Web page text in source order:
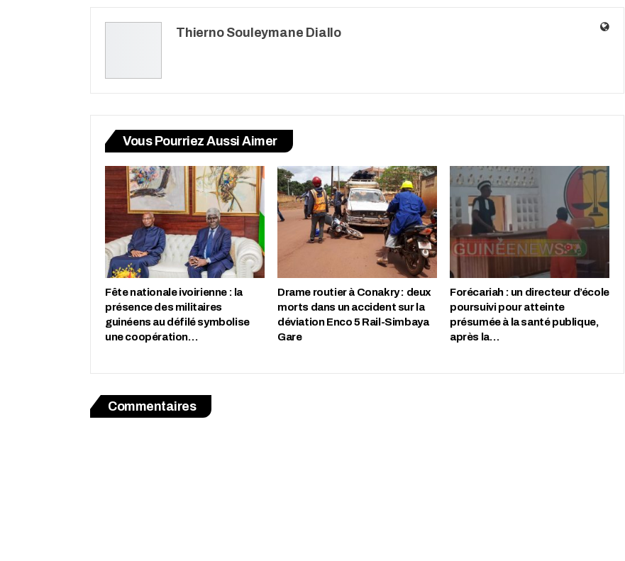
Thierno Souleymane Diallo
Vous Pourriez Aussi Aimer
Fête nationale ivoirienne : la
présence des militaires
guinéens au défilé symbolise
une coopération…
Drame routier à Conakry : deux
morts dans un accident sur la
déviation Enco 5 Rail-Simbaya
Gare
Forécariah : un directeur d’école
poursuivi pour atteinte
présumée à la santé publique,
après la…
Commentaires